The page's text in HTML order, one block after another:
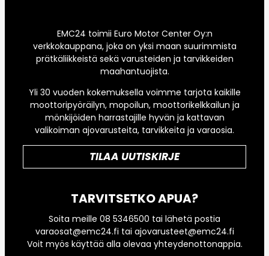
EMC24 toimii Euro Motor Center Oy:n
verkkokauppana, joka on yksi maan suurimmista
prätkäliikkeistä sekä varusteiden ja tarvikkeiden
maahantuojista.
Yli 30 vuoden kokemuksella voimme tarjota kaikille
moottoripyöräilyn, mopoilun, moottorikelkkailun ja
mönkijöiden harrastajille hyvän ja kattavan
valikoiman ajovarusteita, tarvikkeita ja varaosia.
TILAA UUTISKIRJE
TARVITSETKO APUA?
Soita meille 08 5346500 tai lähetä postia
varaosat@emc24.fi tai ajovarusteet@emc24.fi
Voit myös käyttää alla olevaa yhteydenottonappia.